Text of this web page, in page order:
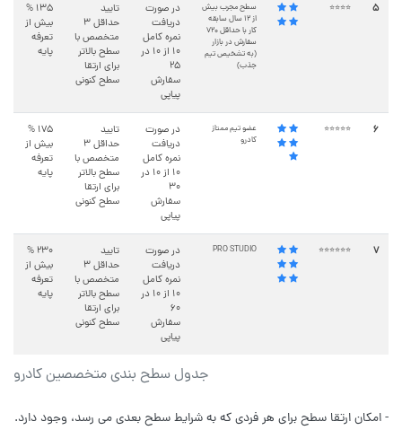
جدول سطح بندی متخصصین کادرو
5
⭐⭐⭐⭐
سطح مجرب بیش
از ۱۲ سال سابقه
کار با حداقل ۷۲۰
سفارش در بازار
(به تشخیص تیم
جذب)
در صورت
دریافت
نمره کامل
۱۰ از ۱۰ در
25
سفارش
پیاپی
تایید
حداقل ۳
متخصص با
سطح بالاتر
برای ارتقا
سطح کنونی
135 %
بیش از
تعرفه
پایه
6
⭐⭐⭐⭐⭐
عضو تیم ممتاز
کادرو
در صورت
دریافت
نمره کامل
۱۰ از ۱۰ در
30
سفارش
پیاپی
تایید
حداقل ۳
متخصص با
سطح بالاتر
برای ارتقا
سطح کنونی
175 %
بیش از
تعرفه
پایه
7
⭐⭐⭐⭐⭐⭐
PRO STUDIO
در صورت
دریافت
نمره کامل
۱۰ از ۱۰ در
60
سفارش
پیاپی
تایید
حداقل ۳
متخصص با
سطح بالاتر
برای ارتقا
سطح کنونی
230 %
بیش از
تعرفه
پایه
- امکان ارتقا سطح برای هر فردی که به شرایط سطح بعدی می رسد، وجود دارد.